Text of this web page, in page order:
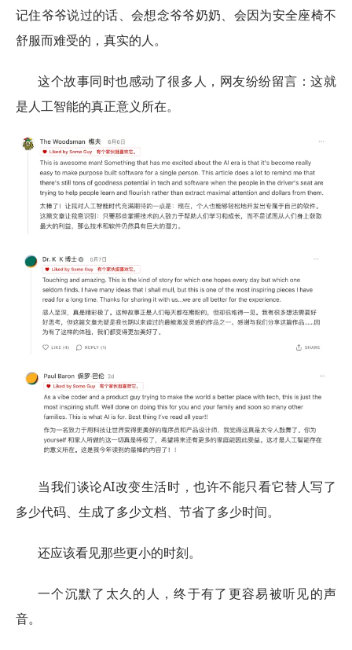
记住爷爷说过的话、会想念爷爷奶奶、会因为安全座椅不
舒服而难受的，真实的人。
这个故事同时也感动了很多人，网友纷纷留言：这就
是人工智能的真正意义所在。
当我们谈论AI改变生活时，也许不能只看它替人写了
多少代码、生成了多少文档、节省了多少时间。
还应该看见那些更小的时刻。
一个沉默了太久的人，终于有了更容易被听见的声
音。